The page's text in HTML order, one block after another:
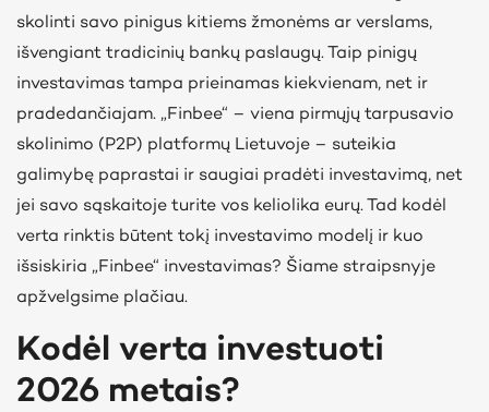
skolinti savo pinigus kitiems žmonėms ar verslams,
išvengiant tradicinių bankų paslaugų. Taip pinigų
investavimas tampa prieinamas kiekvienam, net ir
pradedančiajam. „Finbee“ – viena pirmųjų tarpusavio
skolinimo (P2P) platformų Lietuvoje – suteikia
galimybę paprastai ir saugiai pradėti investavimą, net
jei savo sąskaitoje turite vos keliolika eurų. Tad kodėl
verta rinktis būtent tokį investavimo modelį ir kuo
išsiskiria „Finbee“ investavimas? Šiame straipsnyje
apžvelgsime plačiau.
Kodėl verta investuoti
2026 metais?